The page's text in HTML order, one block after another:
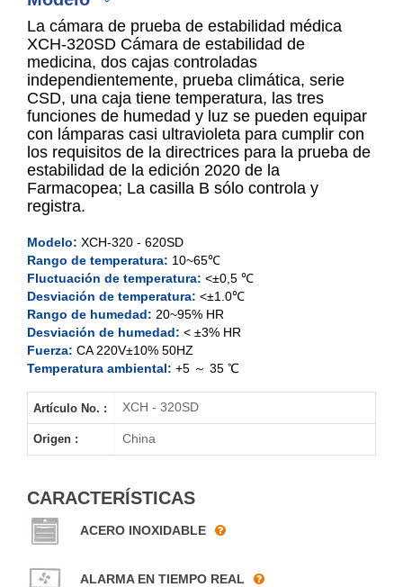
XCH-320SD
XCH-520SD
XCH-620SD
La cámara de prueba de estabilidad médica
XCH-320SD Cámara de estabilidad de
medicina, dos cajas controladas
independientemente, prueba climática, serie
CSD, una caja tiene temperatura, las tres
funciones de humedad y luz se pueden equipar
con lámparas casi ultravioleta para cumplir con
los requisitos de la directrices para la prueba de
estabilidad de la edición 2020 de la
Farmacopea; La casilla B sólo controla y
registra.
Modelo: XCH-320 - 620SD
Rango de temperatura: 10~65℃
Fluctuación de temperatura: <±0,5 ℃
Desviación de temperatura: <±1.0℃
Rango de humedad: 20~95% HR
Desviación de humedad: < ±3% HR
Fuerza: CA 220V±10% 50HZ
Temperatura ambiental: +5 ～ 35 ℃
Artículo No. : XCH - 320SD
Origen : China
CARACTERÍSTICAS
ACERO INOXIDABLE
ALARMA EN TIEMPO REAL